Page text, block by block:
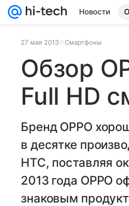
Новости
27 мая 2013 Смартфоны
Обзор
Full HD
Бренд OPPO
в десятке
HTC, поставляя
2013 года OPPO
знаковым